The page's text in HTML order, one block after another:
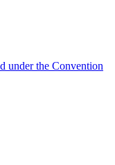
under the Convention